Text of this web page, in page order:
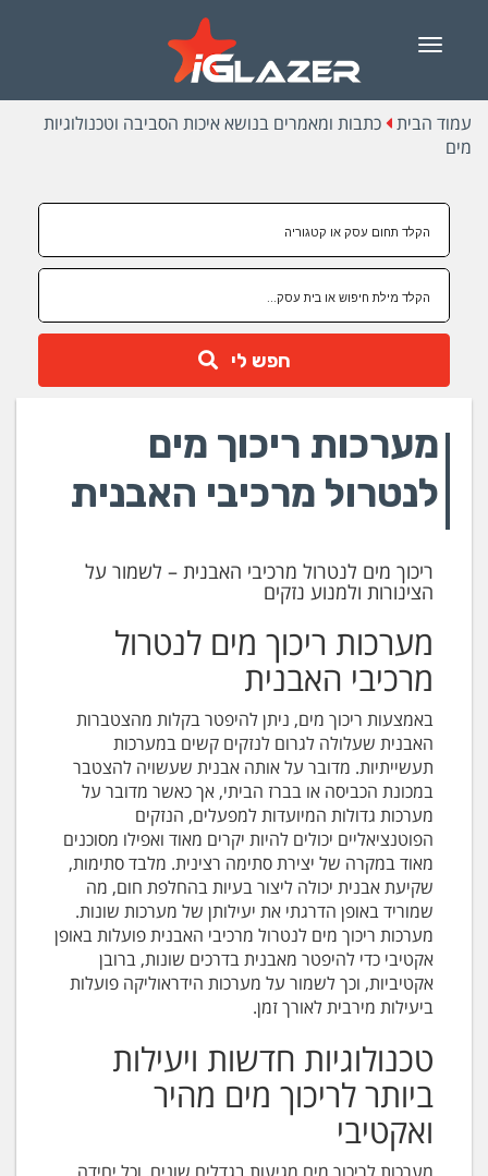
Menu
עמוד הבית
כתבות ומאמרים בנושא איכות הסביבה וטכנולוגיות
מים
חפש לי
מערכות ריכוך מים
לנטרול מרכיבי האבנית
ריכוך מים לנטרול מרכיבי האבנית – לשמור על
הצינורות ולמנוע נזקים
מערכות ריכוך מים לנטרול
מרכיבי האבנית
באמצעות ריכוך מים, ניתן להיפטר בקלות מהצטברות
האבנית שעלולה לגרום לנזקים קשים במערכות
תעשייתיות. מדובר על אותה אבנית שעשויה להצטבר
במכונת הכביסה או בברז הביתי, אך כאשר מדובר על
מערכות גדולות המיועדות למפעלים, הנזקים
הפוטנציאליים יכולים להיות יקרים מאוד ואפילו מסוכנים
מאוד במקרה של יצירת סתימה רצינית. מלבד סתימות,
שקיעת אבנית יכולה ליצור בעיות בהחלפת חום, מה
שמוריד באופן הדרגתי את יעילותן של מערכות שונות.
מערכות ריכוך מים לנטרול מרכיבי האבנית פועלות באופן
אקטיבי כדי להיפטר מאבנית בדרכים שונות, ברובן
אקטיביות, וכך לשמור על מערכות הידראוליקה פועלות
ביעילות מירבית לאורך זמן.
טכנולוגיות חדשות ויעילות
ביותר לריכוך מים מהיר
ואקטיבי
מערכות לריכוך מים מגיעות בגדלים שונים, וכל יחידה